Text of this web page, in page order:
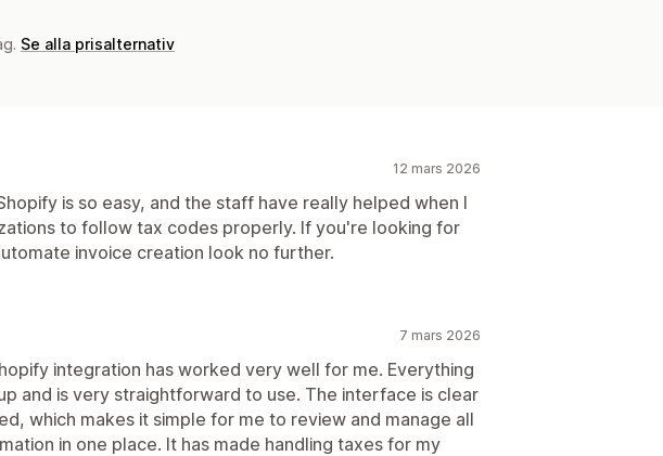
Se alla prisalternativ
12 mars 2026
is so easy, and the staff have really helped when I
to follow tax codes properly. If you're looking for
invoice creation look no further.
7 mars 2026
integration has worked very well for me. Everything
and is very straightforward to use. The interface is clear
which makes it simple for me to review and manage all
in one place. It has made handling taxes for my